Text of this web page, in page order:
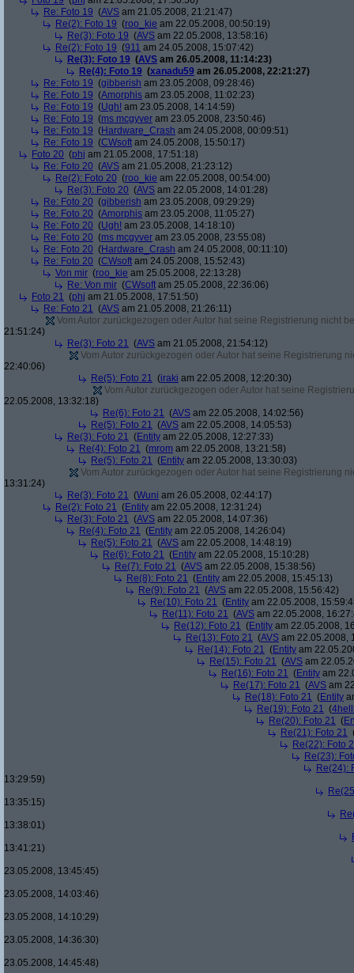
Re: Foto 19 (AVS am 21.05.2008, 21:21:47)
Re(2): Foto 19 (roo_kie am 22.05.2008, 00:50:19)
Re(3): Foto 19 (AVS am 22.05.2008, 13:58:16)
Re(2): Foto 19 (911 am 24.05.2008, 15:07:42)
Re(3): Foto 19 (AVS am 26.05.2008, 11:14:23)
Re(4): Foto 19 (xanadu59 am 26.05.2008, 22:21:27)
Re: Foto 19 (gibberish am 23.05.2008, 09:28:46)
Re: Foto 19 (Amorphis am 23.05.2008, 11:02:23)
Re: Foto 19 (Ugh! am 23.05.2008, 14:14:59)
Re: Foto 19 (ms mcgyver am 23.05.2008, 23:50:46)
Re: Foto 19 (Hardware_Crash am 24.05.2008, 00:09:51)
Re: Foto 19 (CWsoft am 24.05.2008, 15:50:17)
Foto 20 (phj am 21.05.2008, 17:51:18)
Re: Foto 20 (AVS am 21.05.2008, 21:23:12)
Re(2): Foto 20 (roo_kie am 22.05.2008, 00:54:00)
Re(3): Foto 20 (AVS am 22.05.2008, 14:01:28)
Re: Foto 20 (gibberish am 23.05.2008, 09:29:29)
Re: Foto 20 (Amorphis am 23.05.2008, 11:05:27)
Re: Foto 20 (Ugh! am 23.05.2008, 14:18:10)
Re: Foto 20 (ms mcgyver am 23.05.2008, 23:55:08)
Re: Foto 20 (Hardware_Crash am 24.05.2008, 00:11:10)
Re: Foto 20 (CWsoft am 24.05.2008, 15:52:43)
Von mir (roo_kie am 25.05.2008, 22:13:28)
Re: Von mir (CWsoft am 25.05.2008, 22:36:06)
Foto 21 (phj am 21.05.2008, 17:51:50)
Re: Foto 21 (AVS am 21.05.2008, 21:26:11)
Vom Autor zurückgezogen oder Autor hat seine Registrierung nicht
21:51:24)
Re(3): Foto 21 (AVS am 21.05.2008, 21:54:12)
Vom Autor zurückgezogen oder Autor hat seine Registrierung
22:40:06)
Re(5): Foto 21 (iraki am 22.05.2008, 12:20:30)
Vom Autor zurückgezogen oder Autor hat seine
22.05.2008, 13:32:18)
Re(6): Foto 21 (AVS am 22.05.2008, 14:02:56)
Re(5): Foto 21 (AVS am 22.05.2008, 14:05:53)
Re(3): Foto 21 (Entity am 22.05.2008, 12:27:33)
Re(4): Foto 21 (mrom am 22.05.2008, 13:21:58)
Re(5): Foto 21 (Entity am 22.05.2008, 13:30:03)
Vom Autor zurückgezogen oder Autor hat seine Registrierung
13:31:24)
Re(3): Foto 21 (Wuni am 26.05.2008, 02:44:17)
Re(2): Foto 21 (Entity am 22.05.2008, 12:31:24)
Re(3): Foto 21 (AVS am 22.05.2008, 14:07:36)
Re(4): Foto 21 (Entity am 22.05.2008, 14:26:04)
Re(5): Foto 21 (AVS am 22.05.2008, 14:48:19)
Re(6): Foto 21 (Entity am 22.05.2008, 15:10:28)
Re(7): Foto 21 (AVS am 22.05.2008, 15:38:56)
Re(8): Foto 21 (Entity am 22.05.2008, 15:45:13)
Re(9): Foto 21 (AVS am 22.05.2008, 15:56:42)
Re(10): Foto 21 (Entity am 22.05.2008,
Re(11): Foto 21 (AVS am 22.05.2008,
Re(12): Foto 21 (Entity am 22.05.2008,
Re(13): Foto 21 (AVS am 22.05.2008,
Re(14): Foto 21 (Entity am
Re(15): Foto 21 (AVS am
Re(16): Foto 21 (Entity am
Re(17): Foto 21 (AVS am
Re(18): Foto 21 (Entity
Re(19): Foto 21 (
Re(20): Foto 21 (
Re(21): Foto 21
Re(22): Foto
Re(23):
Re(24):
13:29:59)
13:35:15)
13:38:01)
13:41:21)
23.05.2008, 13:45:45)
23.05.2008, 14:03:46)
23.05.2008, 14:10:29)
23.05.2008, 14:36:30)
23.05.2008, 14:45:48)